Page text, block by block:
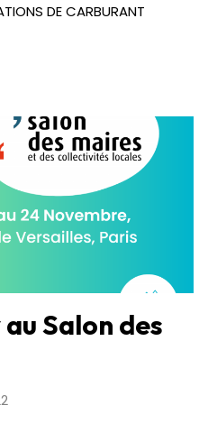
DE CARBURANT
Salon des